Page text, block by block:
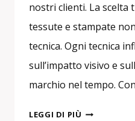
nostri clienti. La scelta
tessute e stampate
tecnica. Ogni tecnica
sull’impatto visivo e
marchio nel tempo.
LEGGI DI PIÙ PATCH